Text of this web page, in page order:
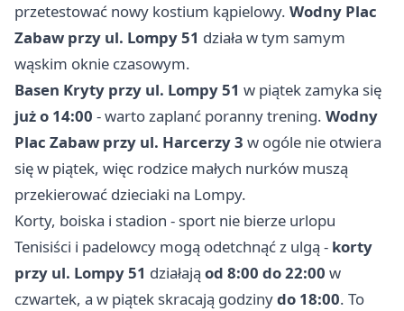
przetestować nowy kostium kąpielowy. Wodny Plac
Zabaw przy ul. Lompy 51 działa w tym samym
wąskim oknie czasowym.
Basen Kryty przy ul. Lompy 51 w piątek zamyka się
już o 14:00 - warto zaplanć poranny trening. Wodny
Plac Zabaw przy ul. Harcerzy 3 w ogóle nie otwiera
się w piątek, więc rodzice małych nurków muszą
przekierować dzieciaki na Lompy.
Korty, boiska i stadion - sport nie bierze urlopu
Tenisiści i padelowcy mogą odetchnąć z ulgą - korty
przy ul. Lompy 51 działają od 8:00 do 22:00 w
czwartek, a w piątek skracają godzinydo 18:00. To